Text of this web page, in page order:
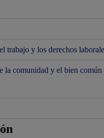
trabajo y los derechos
la comunidad y el bien común